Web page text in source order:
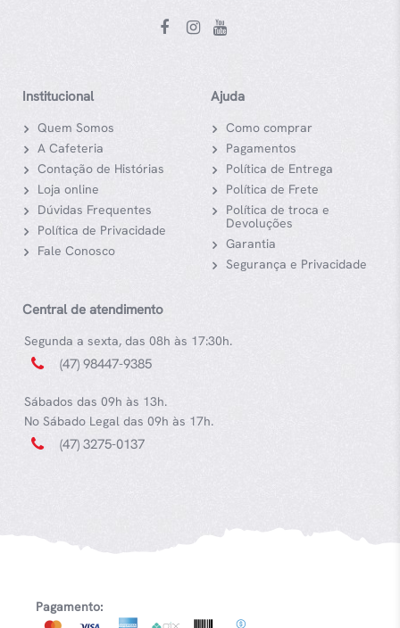
Institucional
Quem Somos
A Cafeteria
Contação de Histórias
Loja online
Dúvidas Frequentes
Política de Privacidade
Fale Conosco
Ajuda
Como comprar
Pagamentos
Política de Entrega
Política de Frete
Política de troca e
Devoluções
Garantia
Segurança e Privacidade
Central de atendimento
Segunda a sexta, das 08h às 17:30h.
(47) 98447-9385
Sábados das 09h às 13h.
No Sábado Legal das 09h às 17h.
(47) 3275-0137
Pagamento: